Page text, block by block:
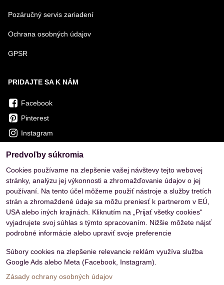
Pozáručný servis zariadení
Ochrana osobných údajov
GPSR
PRIDAJTE SA K NÁM
Facebook
Pinterest
Instagram
Predvoľby súkromia
Cookies používame na zlepšenie vašej návštevy tejto webovej
stránky, analýzu jej výkonnosti a zhromažďovanie údajov o jej
používaní. Na tento účel môžeme použiť nástroje a služby tretích
strán a zhromaždené údaje sa môžu preniesť k partnerom v EÚ,
USA alebo iných krajinách. Kliknutím na „Prijať všetky cookies“
vyjadrujete svoj súhlas s týmto spracovaním. Nižšie môžete nájsť
podrobné informácie alebo upraviť svoje preferencie
Súbory cookies na zlepšenie relevancie reklám využíva služba
Google Ads alebo Meta (Facebook, Instagram).
Zásady ochrany osobných údajov